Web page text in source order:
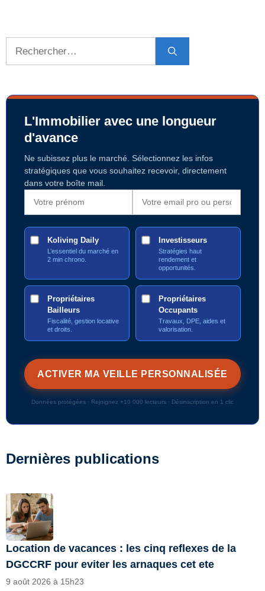
L'Immobilier avec une longueur
d'avance
Ne subissez plus le marché. Sélectionnez les infos
stratégiques que vous souhaitez recevoir, directement
dans votre boîte mail.
Koliving Daily
L’essentiel du marché en
2 min chrono.
Investisseurs
Stratégies haut
rendement et
opportunités.
Propriétaires
Bailleurs
Fiscalité, gestion locative
et droits.
Propriétaires
Occupants
Travaux, DPE, aides et
valorisation.
Données protégées · Rejoignez +10 000 lecteurs · Désinscription en 1 clic
Dernières publications
Location de vacances : les cinq reflexes de la
DGCCRF pour eviter les arnaques cet ete
9 août 2026 à 15h23